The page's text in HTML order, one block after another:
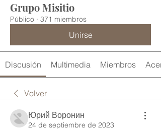
Grupo Misitio
Público · 371 miembros
Unirse
Discusión Multimedia Miembros
Volver
Юрий Воронин
24 de septiembre de 2023